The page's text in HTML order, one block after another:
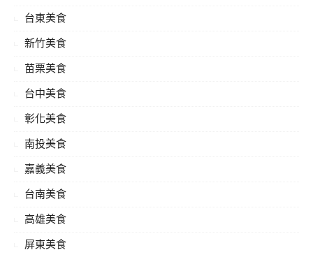
台東美食
新竹美食
苗栗美食
台中美食
彰化美食
南投美食
嘉義美食
台南美食
高雄美食
屏東美食